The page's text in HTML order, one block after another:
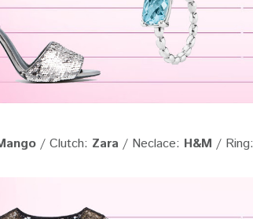
/ Clutch: Zara / Neclace: H&M / Ring: